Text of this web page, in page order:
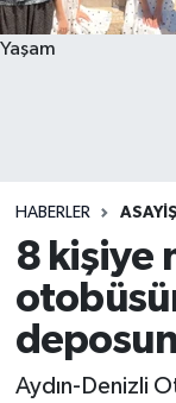
Yaşam
HABERLER ASAYIŞ
8 kişiye
Aydın-Denizli